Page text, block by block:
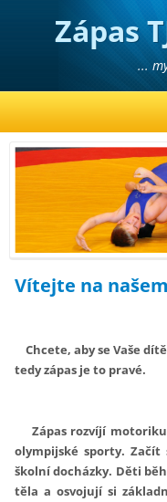
Zápas
...
Vítejte na
Chcete, aby se Vaše
tedy zápas je to pravé.
Zápas rozvíjí
olympijské sporty. Začít
školní docházky. Děti
těla a osvojují si